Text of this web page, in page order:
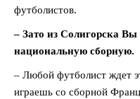
футболистов.
– Зато из Солигорска
национальную сборную.
– Любой футболист ждет
играешь со сборной